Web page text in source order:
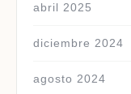
abril 2025
diciembre 2024
agosto 2024